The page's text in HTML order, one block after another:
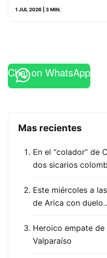
1 JUL 2026 | 3 MIN.
Chat on WhatsApp
Mas recientes
En el “colador” de
dos sicarios
Este miércoles a
de Arica con
Heroico empate de
Valparaíso